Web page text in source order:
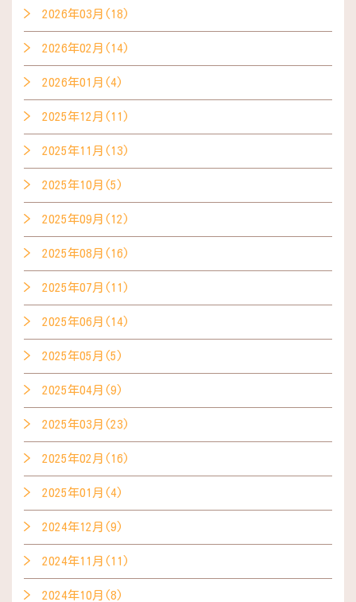
2026年03月(18)
2026年02月(14)
2026年01月(4)
2025年12月(11)
2025年11月(13)
2025年10月(5)
2025年09月(12)
2025年08月(16)
2025年07月(11)
2025年06月(14)
2025年05月(5)
2025年04月(9)
2025年03月(23)
2025年02月(16)
2025年01月(4)
2024年12月(9)
2024年11月(11)
2024年10月(8)